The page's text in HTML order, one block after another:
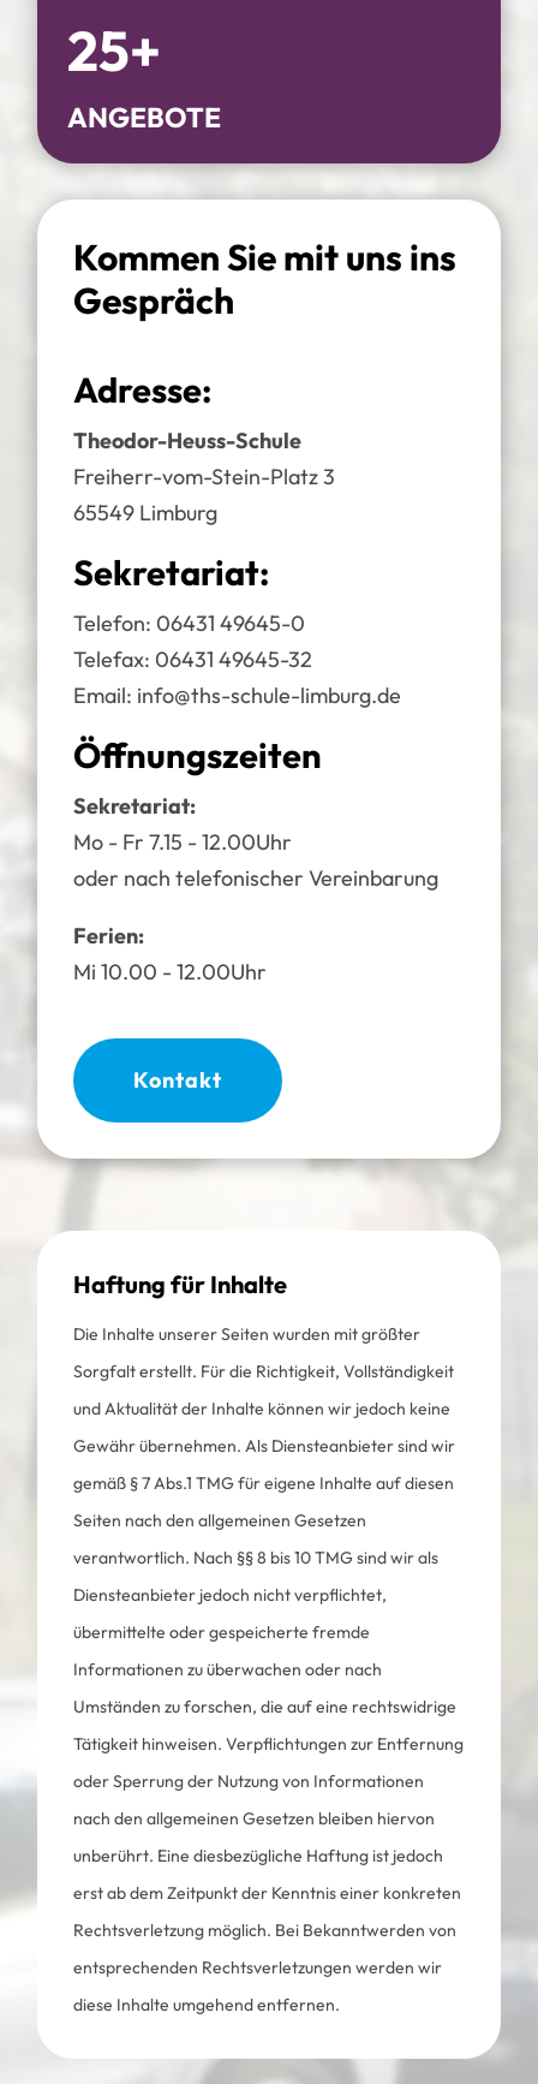
25+
ANGEBOTE
Kommen Sie mit uns ins
Gespräch
Adresse:
Theodor-Heuss-Schule
Freiherr-vom-Stein-Platz 3
65549 Limburg
Sekretariat:
Telefon: 06431 49645-0
Telefax: 06431 49645-32
Email: info@ths-schule-limburg.de
Öffnungszeiten
Sekretariat:
Mo - Fr 7.15 - 12.00Uhr
oder nach telefonischer Vereinbarung
Ferien:
Mi 10.00 - 12.00Uhr
Kontakt
Haftung für Inhalte
Die Inhalte unserer Seiten wurden mit größter
Sorgfalt erstellt. Für die Richtigkeit, Vollständigkeit
und Aktualität der Inhalte können wir jedoch keine
Gewähr übernehmen. Als Diensteanbieter sind wir
gemäß § 7 Abs.1 TMG für eigene Inhalte auf diesen
Seiten nach den allgemeinen Gesetzen
verantwortlich. Nach §§ 8 bis 10 TMG sind wir als
Diensteanbieter jedoch nicht verpflichtet,
übermittelte oder gespeicherte fremde
Informationen zu überwachen oder nach
Umständen zu forschen, die auf eine rechtswidrige
Tätigkeit hinweisen. Verpflichtungen zur Entfernung
oder Sperrung der Nutzung von Informationen
nach den allgemeinen Gesetzen bleiben hiervon
unberührt. Eine diesbezügliche Haftung ist jedoch
erst ab dem Zeitpunkt der Kenntnis einer konkreten
Rechtsverletzung möglich. Bei Bekanntwerden von
entsprechenden Rechtsverletzungen werden wir
diese Inhalte umgehend entfernen.